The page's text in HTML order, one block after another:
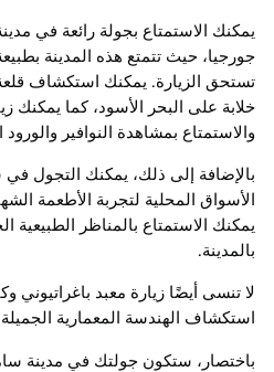
يمكنك الاستمتاع بجولة رائعة في
جورجيا، حيث تتمتع هذه المدينة
تستحق الزيارة. يمكنك استكشاف قلعة
خلابة على البحر الأسود، كما يمكنك
والاستمتاع بمشاهدة النوافير والورود
بالإضافة إلى ذلك، يمكنك التجول في
الأسواق المحلية لتجربة الأطعمة
يمكنك الاستمتاع بالمناظر الطبيعية
بالمدينة.
لا تنسى أيضًا زيارة معبد
استكشاف الهندسة المعمارية الجميلة
باختصار، ستكون جولتك في مدينة